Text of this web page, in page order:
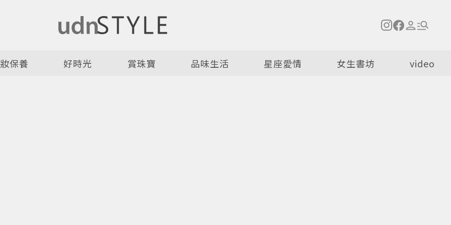
保養 好時光 賞珠寶 品味生活 星座愛情 女生書坊 video